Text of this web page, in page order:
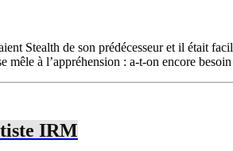
Stealth de son prédécesseur et il était
mêle à l’appréhension : a-t-on encore
IRM